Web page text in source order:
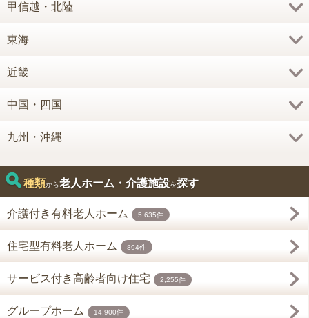
甲信越・北陸
東海
近畿
中国・四国
九州・沖縄
種類から老人ホーム・介護施設を探す
介護付き有料老人ホーム 5,635件
住宅型有料老人ホーム 894件
サービス付き高齢者向け住宅 2,255件
グループホーム 14,900件